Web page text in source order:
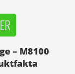
– M8100